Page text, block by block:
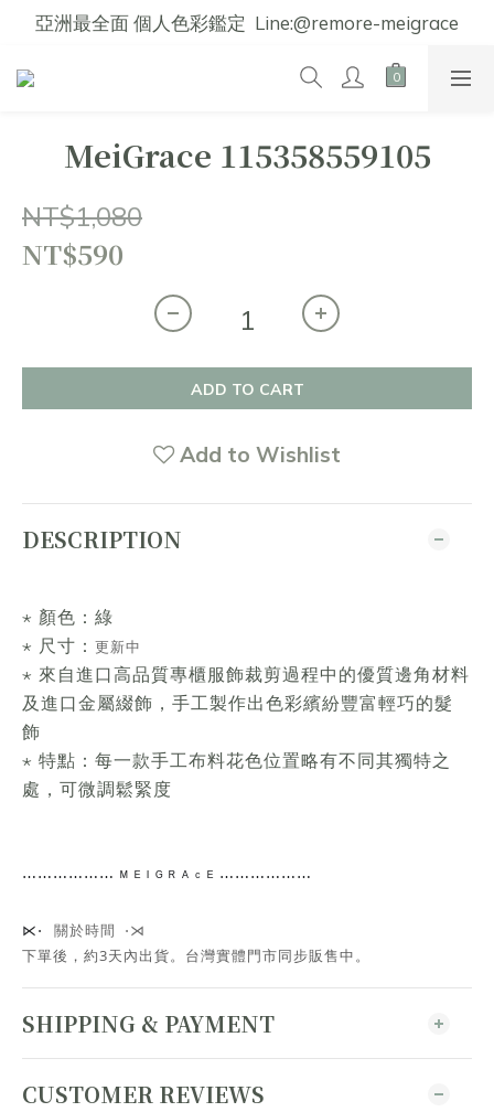
亞洲最全面 個人色彩鑑定  Line:@remore-meigrace
MeiGrace 115358559105
NT$1,080
NT$590
ADD TO CART
Add to Wishlist
DESCRIPTION
⋆ 顏色：綠
⋆ 尺寸： 更新中
⋆ 來自進口高品質專櫃服飾裁剪過程中的優質邊角材料
及進口金屬綴飾，手工製作出色彩繽紛豐富輕巧的髮
飾
⋆ 特點：每一款手工布料花色位置略有不同其獨特之
處，可微調鬆緊度
⋯⋯ ⋯⋯⋯⋯ ᴹ ᴱ ᴵ ᴳ ᴿ ᴬ ᶜ ᴱ ⋯⋯⋯⋯ ⋯⋯
⋉⋅ 關於時間 ⋅⋊
下單後，約3天內出貨。台灣實體門市同步販售中。
SHIPPING & PAYMENT
CUSTOMER REVIEWS